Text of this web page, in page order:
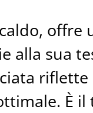
offre
alla sua
riflette
È il